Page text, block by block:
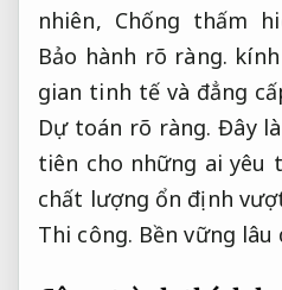
nhiên, Chống thấm
Bảo hành rõ ràng.
gian tinh tế và đẳng
Dự toán rõ ràng. Đây
tiên cho những ai yêu
chất lượng ổn định
Thi công. Bền vững lâu